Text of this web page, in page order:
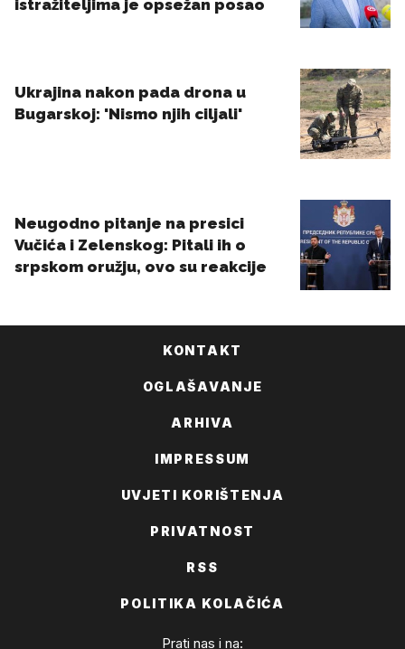
KONTAKT
OGLAŠAVANJE
ARHIVA
IMPRESSUM
UVJETI KORIŠTENJA
PRIVATNOST
RSS
POLITIKA KOLAČIĆA
Prati nas i na: